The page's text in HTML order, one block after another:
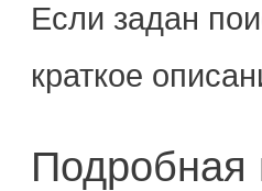
Если задан
краткое